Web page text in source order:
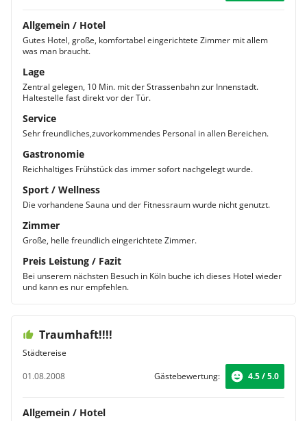
Allgemein / Hotel
Gutes Hotel, große, komfortabel eingerichtete Zimmer mit allem
was man braucht.
Lage
Zentral gelegen, 10 Min. mit der Strassenbahn zur Innenstadt.
Haltestelle fast direkt vor der Tür.
Service
Sehr freundliches,zuvorkommendes Personal in allen Bereichen.
Gastronomie
Reichhaltiges Frühstück das immer sofort nachgelegt wurde.
Sport / Wellness
Die vorhandene Sauna und der Fitnessraum wurde nicht genutzt.
Zimmer
Große, helle freundlich eingerichtete Zimmer.
Preis Leistung / Fazit
Bei unserem nächsten Besuch in Köln buche ich dieses Hotel wieder
und kann es nur empfehlen.
Traumhaft!!!!
Städtereise
01.08.2008
Gästebewertung: 4.5 / 5.0
Allgemein / Hotel